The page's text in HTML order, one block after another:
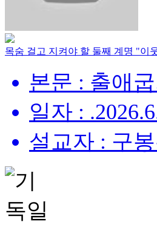
목숨 걸고 지켜야 할 둘째 계명 "이
본문 : 출애
일자 :
설교자 : 구